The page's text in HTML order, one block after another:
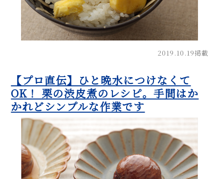
2019.10.19掲載
【プロ直伝】ひと晩水につけなくて
OK！ 栗の渋皮煮のレシピ。手間はか
かれどシンプルな作業です